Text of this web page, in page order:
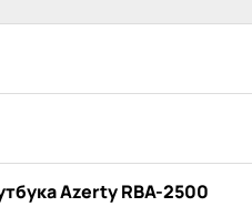
Azerty RBA-2500